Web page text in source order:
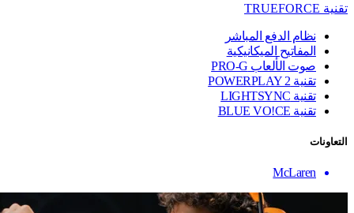
تقنية TRUEFORCE
نظام الدفع المباشر
المفاتيح الميكانيكية
صوت الألعاب PRO-G
تقنية ‏POWERPLAY 2
تقنية LIGHTSYNC
تقنية BLUE VO!CE
التعاونات
McLaren